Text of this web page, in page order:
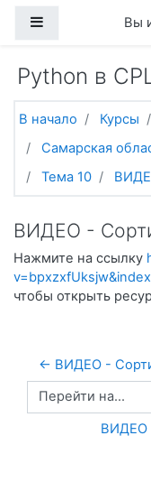
Боковая панель
Вы
Python в
В начало Курсы
Самарская
Тема 10
ВИДЕО -
Нажмите на ссылку
чтобы открыть
← ВИДЕО -
Перейти на...
ВИДЕО